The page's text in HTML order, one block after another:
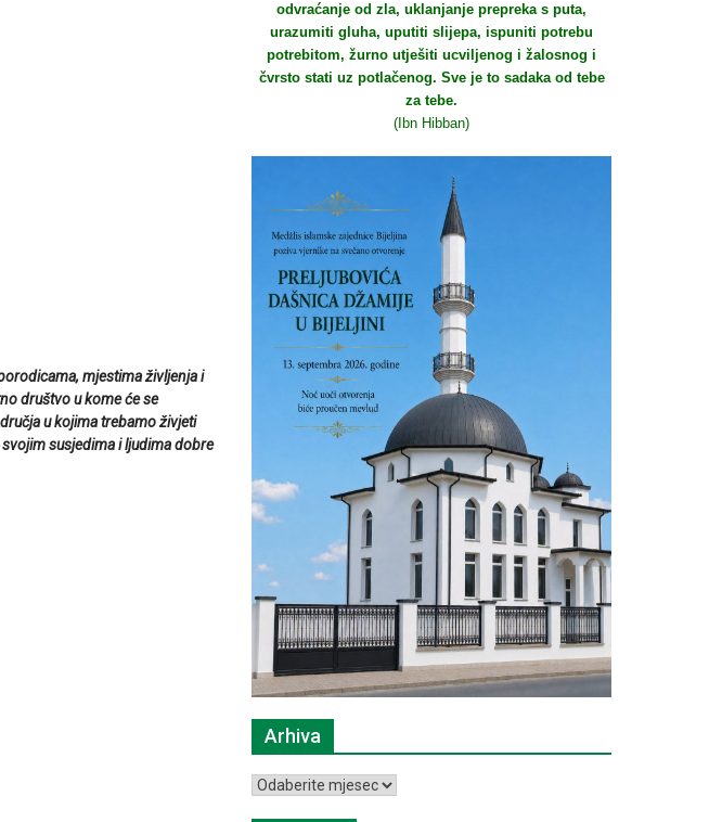
mjestima življenja i
društvo u kome će se
u kojima trebamo živjeti
susjedima i ljudima dobre
odvraćanje od zla, uklanjanje prepreka s puta,
urazumiti gluha, uputiti slijepa, ispuniti potrebu
potrebitom, žurno utješiti ucviljenog i žalosnog i
čvrsto stati uz potlačenog. Sve je to sadaka od tebe
za tebe.
(Ibn Hibban)
Arhiva
Arhiva